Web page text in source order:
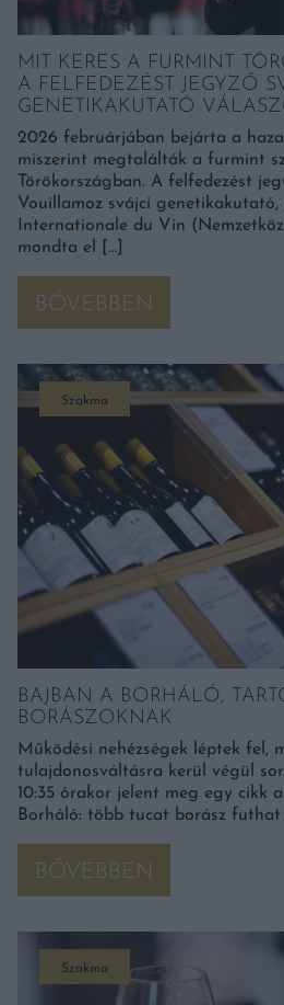
MIT KERES A FURMINT
A FELFEDEZÉST JEGYZŐ
GENETIKAKUTATÓ
2026 februárjában bejárta a
miszerint megtalálták a furmint
Törökországban. A felfedezést
Vouillamoz svájci genetikakutató,
Internationale du Vin
mondta el […]
BŐVEBBEN
Szakma
BAJBAN A BORHÁLÓ,
BORÁSZOKNAK
Működési nehézségek léptek fel,
tulajdonosváltásra kerül végül
10:35 órakor jelent meg egy cikk
Borháló: több tucat borász futhat
BŐVEBBEN
Szakma